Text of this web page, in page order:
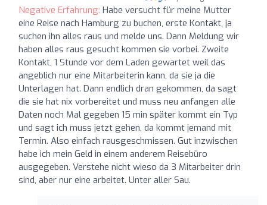
Negative Erfahrung: Habe versucht für meine Mutter
eine Reise nach Hamburg zu buchen, erste Kontakt, ja
suchen ihn alles raus und melde uns. Dann Meldung wir
haben alles raus gesucht kommen sie vorbei. Zweite
Kontakt, 1 Stunde vor dem Laden gewartet weil das
angeblich nur eine Mitarbeiterin kann, da sie ja die
Unterlagen hat. Dann endlich dran gekommen, da sagt
die sie hat nix vorbereitet und muss neu anfangen alle
Daten noch Mal gegeben 15 min später kommt ein Typ
und sagt ich muss jetzt gehen, da kommt jemand mit
Termin. Also einfach rausgeschmissen. Gut inzwischen
habe ich mein Geld in einem anderem Reisebüro
ausgegeben. Verstehe nicht wieso da 3 Mitarbeiter drin
sind, aber nur eine arbeitet. Unter aller Sau.